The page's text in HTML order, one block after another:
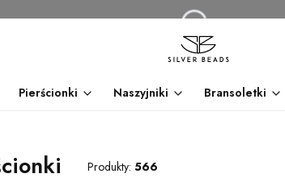
Pierścionki Naszyjniki Bransoletki
Produkty: 566